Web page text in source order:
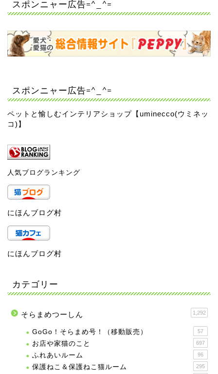
スポンニャー広告=^_^=
スポンニャー広告=^_^=
ペットと愉しむインテリアショップ【uminecco(ウミネッ
コ)】
人気ブログランキング
にほんブログ村
にほんブログ村
カテゴリー
そらまめつーしん 1,292
GoGo！そらまめ号！（移動販売） 57
お店や家猫のこと 697
ふれあいルーム 96
保護ねこ＆保護ねこ猫ルーム 295